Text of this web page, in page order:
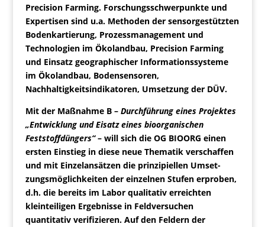
Precision Farming. Forschungsschwerpunkte und
Expertisen sind u.a. Methoden der sensorgestützten
Bodenkartierung, Prozessmanagement und
Technologien im Ökolandbau, Precision Farming
und Einsatz geographischer Informationssysteme
im Ökolandbau, Bodensensoren,
Nachhaltigkeitsindikatoren, Umsetzung der DÜV.
Mit der Maßnahme B – Durchführung eines Projektes
„Entwicklung und Eisatz eines bioorganischen
Feststoffdüngers“– will sich die OG BIOORG einen
ersten Einstieg in diese neue Thematik verschaffen
und mit Einzelansätzen die prinzipiellen Umset-
zungsmöglichkeiten der einzelnen Stufen erproben,
d.h. die bereits im Labor qualitativ erreichten
kleinteiligen Ergebnisse in Feldversuchen
quantitativ verifizieren. Auf den Feldern der